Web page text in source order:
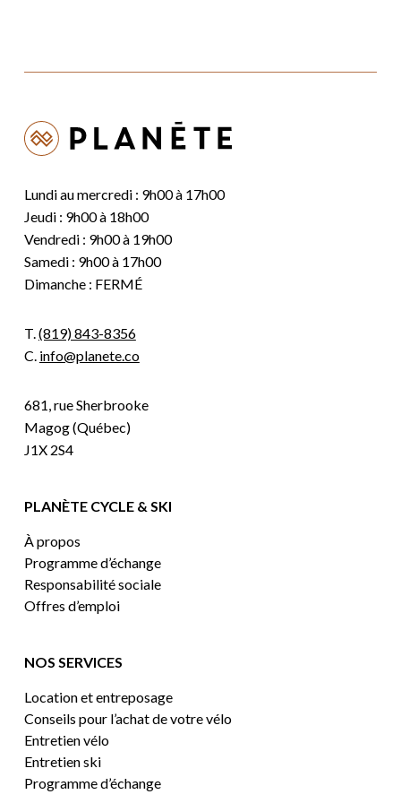
Lundi au mercredi : 9h00 à 17h00
Jeudi : 9h00 à 18h00
Vendredi : 9h00 à 19h00
Samedi : 9h00 à 17h00
Dimanche : FERMÉ
T.(819) 843-8356
C. info@planete.co
681, rue Sherbrooke
Magog (Québec)
J1X 2S4
PLANÈTE CYCLE & SKI
À propos
Programme d’échange
Responsabilité sociale
Offres d’emploi
NOS SERVICES
Location et entreposage
Conseils pour l’achat de votre vélo
Entretien vélo
Entretien ski
Programme d’échange